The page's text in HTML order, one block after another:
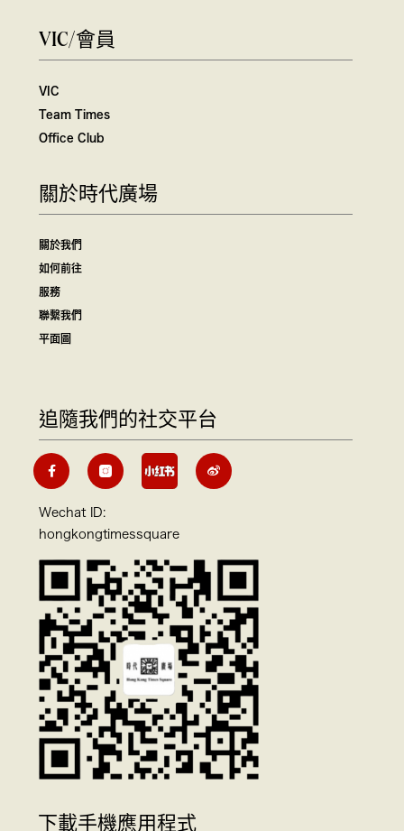
VIC/會員
VIC
Team Times
Office Club
關於時代廣場
關於我們
如何前往
服務
聯繫我們
平面圖
追隨我們的社交平台
Wechat ID:
hongkongtimessquare
下載手機應用程式